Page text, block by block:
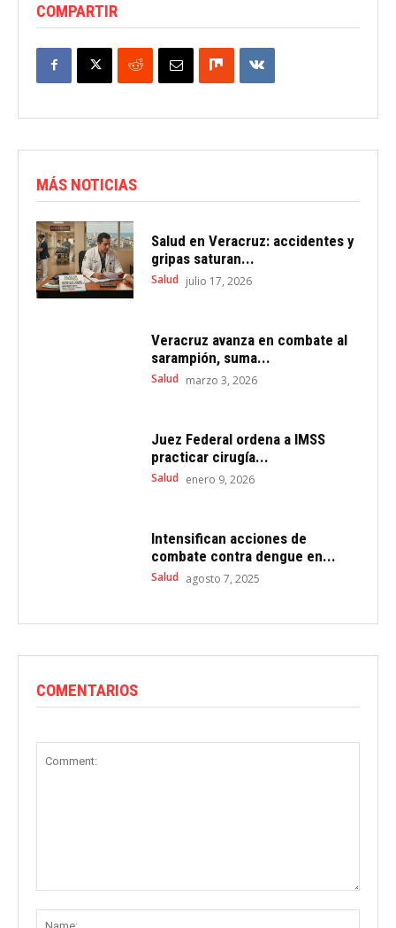
COMPARTIR
MÁS NOTICIAS
Salud en Veracruz: accidentes y
gripas saturan...
Salud julio 17, 2026
Veracruz avanza en combate al
sarampión, suma...
Salud marzo 3, 2026
Juez Federal ordena a IMSS
practicar cirugía...
Salud enero 9, 2026
Intensifican acciones de
combate contra dengue en...
Salud agosto 7, 2025
COMENTARIOS